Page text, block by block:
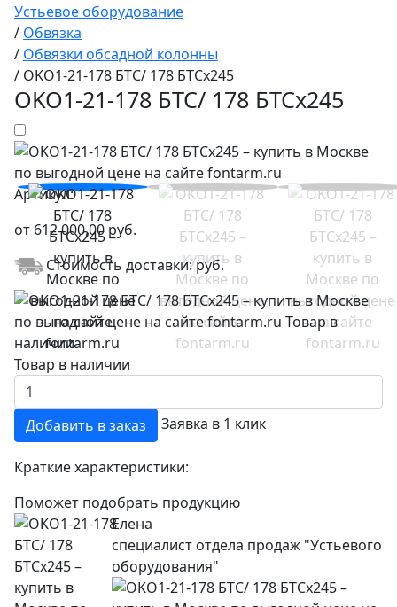
Устьевое оборудование
/ Обвязка
/ Обвязки обсадной колонны
/ OKO1-21-178 БТС/ 178 БТСх245
OKO1-21-178 БТС/ 178 БТСх245
Артикул:
от 612 000,00 руб.
Стоимость доставки:руб.
Товар в наличии
Добавить в заказ Заявка в 1 клик
Краткие характеристики:
Поможет подобрать продукцию
Елена
специалист отдела продаж "Устьевого
оборудования"